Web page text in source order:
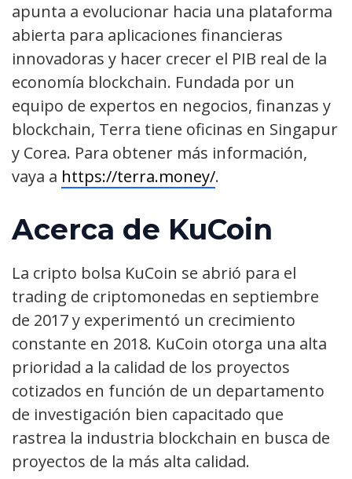
apunta a evolucionar hacia una plataforma
abierta para aplicaciones financieras
innovadoras y hacer crecer el PIB real de la
economía blockchain. Fundada por un
equipo de expertos en negocios, finanzas y
blockchain, Terra tiene oficinas en Singapur
y Corea. Para obtener más información,
vaya a https://terra.money/.
Acerca de KuCoin
La cripto bolsa KuCoin se abrió para el
trading de criptomonedas en septiembre
de 2017 y experimentó un crecimiento
constante en 2018. KuCoin otorga una alta
prioridad a la calidad de los proyectos
cotizados en función de un departamento
de investigación bien capacitado que
rastrea la industria blockchain en busca de
proyectos de la más alta calidad.